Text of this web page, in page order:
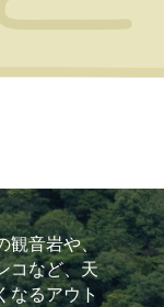
観音岩や、
コなど、天
なるアウト